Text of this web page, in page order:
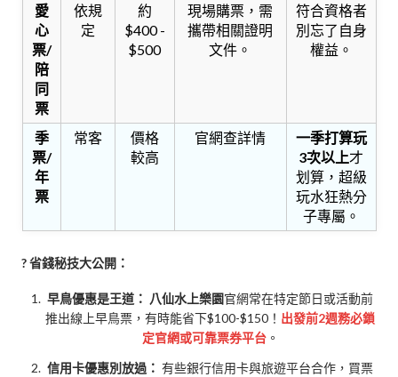
愛
心
票/
陪
同
票
依規
定
約
$400 -
$500
現場購票，需
攜帶相關證明
文件。
符合資格者
別忘了自身
權益。
季
票/
年
票
常客
價格
較高
官網查詳情
一季打算玩
3次以上才
划算，超級
玩水狂熱分
子專屬。
? 省錢秘技大公開：
早鳥優惠是王道： 八仙水上樂園官網常在特定節日或活動前
推出線上早鳥票，有時能省下$100-$150！ 出發前2週務必鎖
定官網或可靠票券平台。
信用卡優惠別放過： 有些銀行信用卡與旅遊平台合作，買票